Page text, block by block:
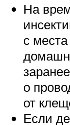
На
с
о
от
Если